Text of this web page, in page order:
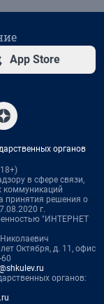
App Store
органов
в сфере связи,
коммуникаций
принятия решения о
г.
"ИНТЕРНЕТ
Октября, д. 11, офис
органов: